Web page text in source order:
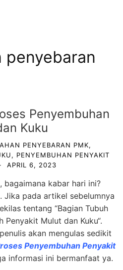
penyebaran
Penyembuhan
Kuku
PENYEBARAN PMK,
, PENYEMBUHAN PENYAKIT
· APRIL 6, 2023
kabar hari ini?
Jika pada artikel sebelumnya
tentang “Bagian Tubuh
Penyakit Mulut dan Kuku“.
akan mengulas sedikit
Penyembuhan Penyakit
informasi ini bermanfaat ya.